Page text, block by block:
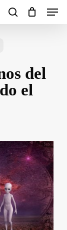
search
Menu
Close
del
el